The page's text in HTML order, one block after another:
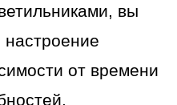
вы
настроение
от времени